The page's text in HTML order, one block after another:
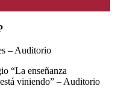
– Auditorio
“La enseñanza
viniendo” – Auditorio